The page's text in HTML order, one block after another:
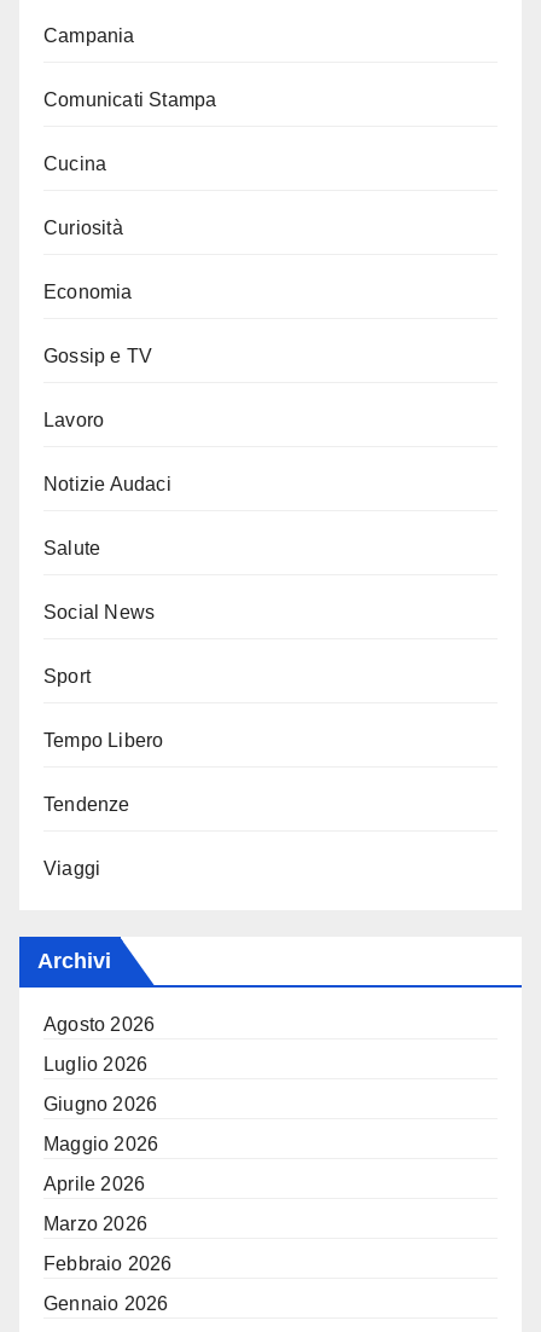
Campania
Comunicati Stampa
Cucina
Curiosità
Economia
Gossip e TV
Lavoro
Notizie Audaci
Salute
Social News
Sport
Tempo Libero
Tendenze
Viaggi
Archivi
Agosto 2026
Luglio 2026
Giugno 2026
Maggio 2026
Aprile 2026
Marzo 2026
Febbraio 2026
Gennaio 2026